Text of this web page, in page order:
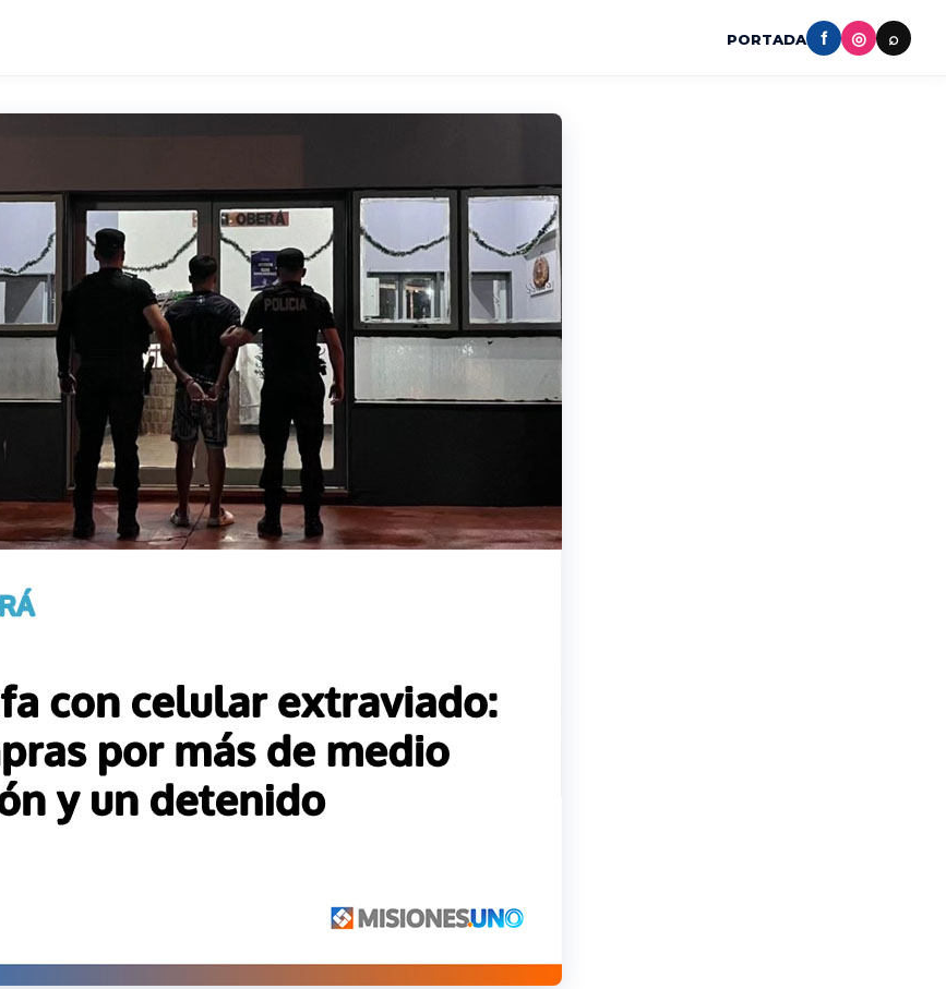
PORTADA f ◎ ⌕